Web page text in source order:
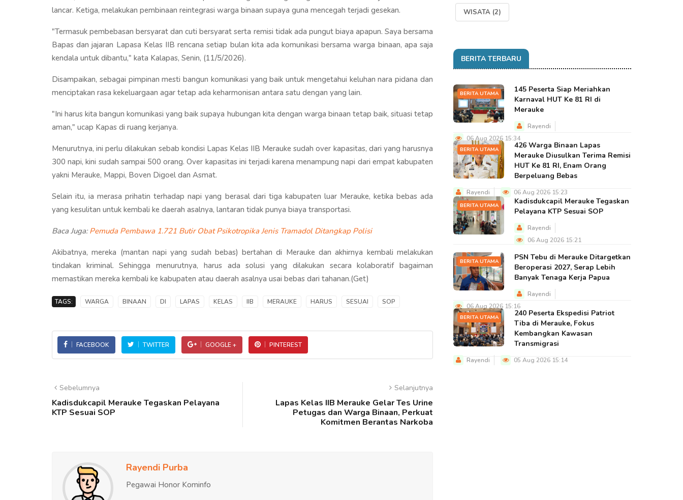
lancar. Ketiga, melakukan pembinaan reintegrasi warga binaan supaya guna mencegah terjadi gesekan.
"Termasuk pembebasan bersyarat dan cuti bersyarat serta remisi tidak ada pungut biaya apapun. Saya bersama
Bapas dan jajaran Lapasa Kelas IIB rencana setiap bulan kita ada komunikasi bersama warga binaan, apa saja
kendala untuk dibantu," kata Kalapas, Senin, (11/5/2026).
Disampaikan, sebagai pimpinan mesti bangun komunikasi yang baik untuk mengetahui keluhan nara pidana dan
menciptakan rasa kekeluargaan agar tetap ada keharmonisan antara satu dengan yang lain.
"Ini harus kita bangun komunikasi yang baik supaya hubungan kita dengan warga binaan tetap baik, situasi tetap
aman," ucap Kapas di ruang kerjanya.
Menurutnya, ini perlu dilakukan sebab kondisi Lapas Kelas IIB Merauke sudah over kapasitas, dari yang harusnya
300 napi, kini sudah sampai 500 orang. Over kapasitas ini terjadi karena menampung napi dari empat kabupaten
yakni Merauke, Mappi, Boven Digoel dan Asmat.
Selain itu, ia merasa prihatin terhadap napi yang berasal dari tiga kabupaten luar Merauke, ketika bebas ada
yang kesulitan untuk kembali ke daerah asalnya, lantaran tidak punya biaya transportasi.
Baca Juga:Pemuda Pembawa 1.721 Butir Obat Psikotropika Jenis Tramadol Ditangkap Polisi
Akibatnya, mereka (mantan napi yang sudah bebas) bertahan di Merauke dan akhirnya kembali melakukan
tindakan kriminal. Sehingga menurutnya, harus ada solusi yang dilakukan secara kolaboratif bagaiman
memastikan mereka kembali ke kabupaten atau daerah asalnya usai bebas dari tahanan.(Get)
TAGS: WARGA BINAAN DI LAPAS KELAS IIB MERAUKE HARUS SESUAI SOP
FACEBOOK TWITTER GOOGLE + PINTEREST
Sebelumnya
Kadisdukcapil Merauke Tegaskan Pelayana
KTP Sesuai SOP
Selanjutnya
Lapas Kelas IIB Merauke Gelar Tes Urine
Petugas dan Warga Binaan, Perkuat
Komitmen Berantas Narkoba
Rayendi Purba
Pegawai Honor Kominfo
WISATA (2)
BERITA TERBARU
BERITA UTAMA
145 Peserta Siap Meriahkan
Karnaval HUT Ke 81 RI di
Merauke
Rayendi
06 Aug 2026 15:34
BERITA UTAMA
426 Warga Binaan Lapas
Merauke Diusulkan Terima Remisi
HUT Ke 81 RI, Enam Orang
Berpeluang Bebas
Rayendi 06 Aug 2026 15:23
BERITA UTAMA
Kadisdukcapil Merauke Tegaskan
Pelayana KTP Sesuai SOP
Rayendi
06 Aug 2026 15:21
BERITA UTAMA
PSN Tebu di Merauke Ditargetkan
Beroperasi 2027, Serap Lebih
Banyak Tenaga Kerja Papua
Rayendi
06 Aug 2026 15:16
BERITA UTAMA
240 Peserta Ekspedisi Patriot
Tiba di Merauke, Fokus
Kembangkan Kawasan
Transmigrasi
Rayendi 05 Aug 2026 15:14